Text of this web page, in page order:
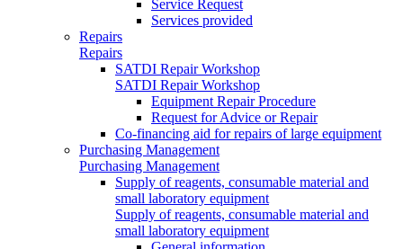
Service Request
Services provided
Repairs
Repairs
SATDI Repair Workshop
SATDI Repair Workshop
Equipment Repair Procedure
Request for Advice or Repair
Co-financing aid for repairs of large equipment
Purchasing Management
Purchasing Management
Supply of reagents, consumable material and
small laboratory equipment
Supply of reagents, consumable material and
small laboratory equipment